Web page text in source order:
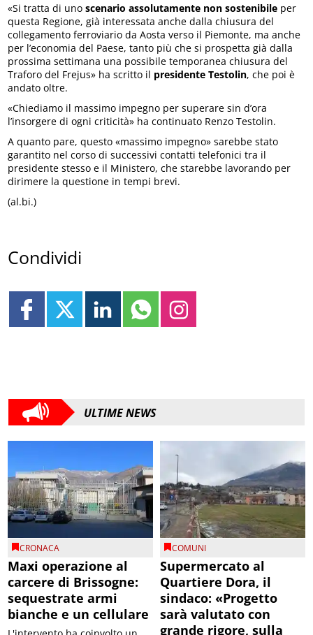
«Si tratta di unoscenario assolutamente non sostenibile per
questa Regione, già interessata anche dalla chiusura del
collegamento ferroviario da Aosta verso il Piemonte, ma anche
per l’economia del Paese, tanto più che si prospetta già dalla
prossima settimana una possibile temporanea chiusura del
Traforo del Frejus» ha scritto il presidente Testolin, che poi è
andato oltre.
«Chiediamo il massimo impegno per superare sin d’ora
l’insorgere di ogni criticità» ha continuato Renzo Testolin.
A quanto pare, questo «massimo impegno» sarebbe stato
garantito nel corso di successivi contatti telefonici tra il
presidente stesso e il Ministero, che starebbe lavorando per
dirimere la questione in tempi brevi.
(al.bi.)
Condividi
ULTIME NEWS
CRONACA
Maxi operazione al
carcere di Brissogne:
sequestrate armi
bianche e un cellulare
COMUNI
Supermercato al
Quartiere Dora, il
sindaco: «Progetto
sarà valutato con
grande rigore, sulla